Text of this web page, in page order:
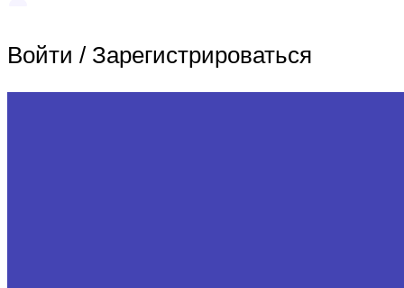
Войти / Зарегистрироваться